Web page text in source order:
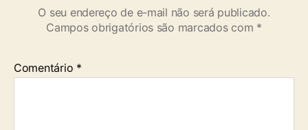
O seu endereço de e-mail não será publicado.
Campos obrigatórios são marcados com *
Comentário *